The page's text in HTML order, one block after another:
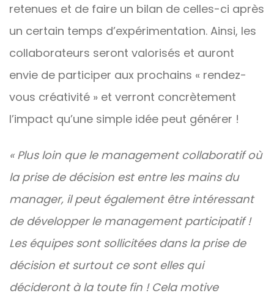
retenues et de faire un bilan de celles-ci après
un certain temps d’expérimentation. Ainsi, les
collaborateurs seront valorisés et auront
envie de participer aux prochains « rendez-
vous créativité » et verront concrètement
l’impact qu’une simple idée peut générer !
« Plus loin que le management collaboratif où
la prise de décision est entre les mains du
manager, il peut également être intéressant
de développer le management participatif !
Les équipes sont sollicitées dans la prise de
décision et surtout ce sont elles qui
décideront à la toute fin ! Cela motive